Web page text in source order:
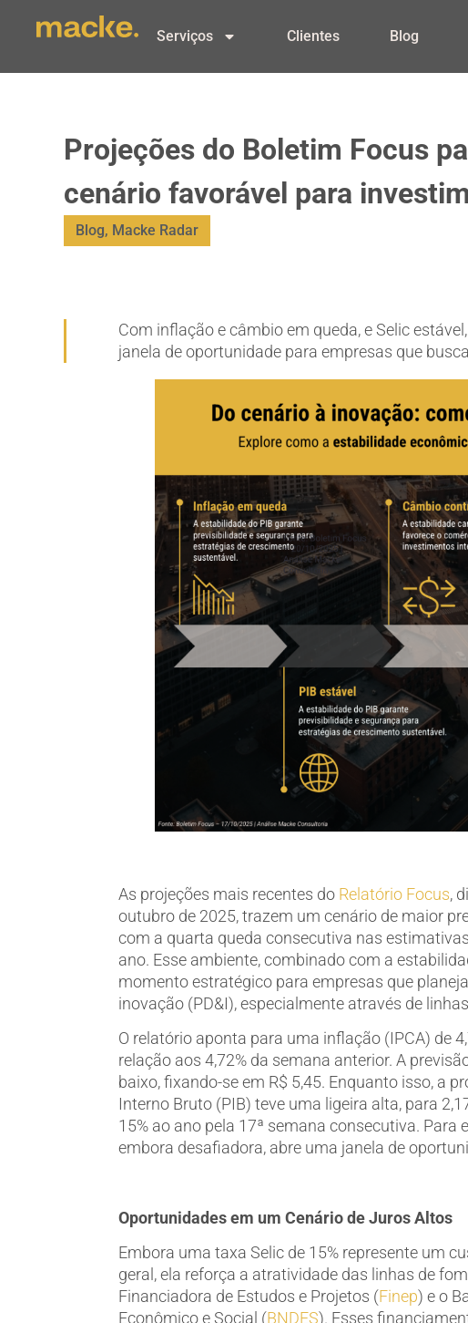
Serviços Clientes Blog
Projeções do Boletim Focus
cenário favorável para
Blog, Macke Radar
Com inflação e câmbio em queda, e Selic
janela de oportunidade para empresas que
As projeções mais recentes do Relatório Focus,
outubro de 2025, trazem um cenário de maior
com a quarta queda consecutiva nas
ano. Esse ambiente, combinado com a
momento estratégico para empresas que
inovação (PD&I), especialmente através de
O relatório aponta para uma inflação (IPCA) de
relação aos 4,72% da semana anterior. A
baixo, fixando-se em R$ 5,45. Enquanto isso, a
Interno Bruto (PIB) teve uma ligeira alta, para
15% ao ano pela 17ª semana consecutiva.
embora desafiadora, abre uma janela de
Oportunidades em um Cenário de Juros Altos
Embora uma taxa Selic de 15% represente um
geral, ela reforça a atratividade das linhas de
Financiadora de Estudos e Projetos (Finep) e o
Econômico e Social (BNDES). Esses